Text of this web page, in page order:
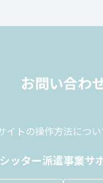
お問い合わ
イトの操作方法につ
ッター派遣事業サ